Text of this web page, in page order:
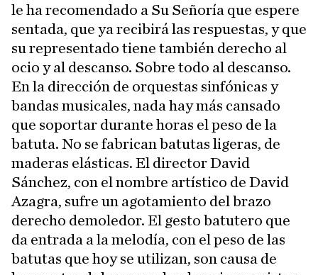
le ha recomendado a Su Señoría que espere
sentada, que ya recibirá las respuestas, y que
su representado tiene también derecho al
ocio y al descanso. Sobre todo al descanso.
En la dirección de orquestas sinfónicas y
bandas musicales, nada hay más cansado
que soportar durante horas el peso de la
batuta. No se fabrican batutas ligeras, de
maderas elásticas. El director David
Sánchez, con el nombre artístico de David
Azagra, sufre un agotamiento del brazo
derecho demoledor. El gesto batutero que
da entrada a la melodía, con el peso de las
batutas que hoy se utilizan, son causa de